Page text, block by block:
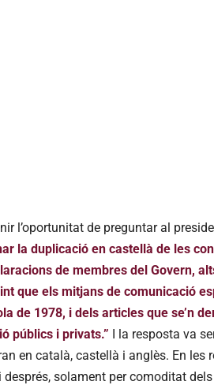
l’oportunitat de preguntar al
la duplicació en castellà de les
de membres del Govern,
que els mitjans de comunicació
de 1978, i dels articles que se’n
públics i privats.” I la resposta va
en català, castellà i anglès. En les
després, solament per comoditat